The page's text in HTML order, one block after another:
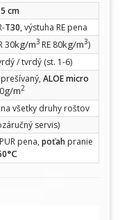
cm
T30, výstuha RE pena
30kg/m3 RE 80kg/m3)
/ tvrdý (st. 1-6)
ALOE micro
g/m2
všetky druhy roštov
servis)
pena, poťah pranie
°C